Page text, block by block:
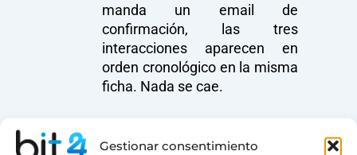
Gestionar consentimiento
manda un email de
confirmación, las tres
interacciones aparecen en
orden cronológico en la misma
ficha. Nada se cae.
sectores donde el cliente espera